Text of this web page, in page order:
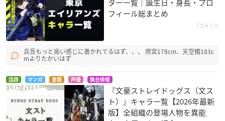
ター一覧｜誕生日・身長・プロ
フィール総まとめ
7コメント
兵吾もっと高い感じに書かれてるはず、、、 雨宮178cm、天空橋183c
mよりたかいはず
話題 マンガ 書籍 声優 舞台俳優
『文豪ストレイドッグス（文ス
ト）』キャラ一覧【2026年最新
版】全組織の登場人物を異能